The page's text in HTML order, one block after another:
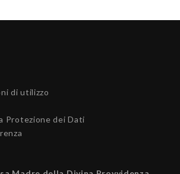
di utilizzo
Protezione dei Dati